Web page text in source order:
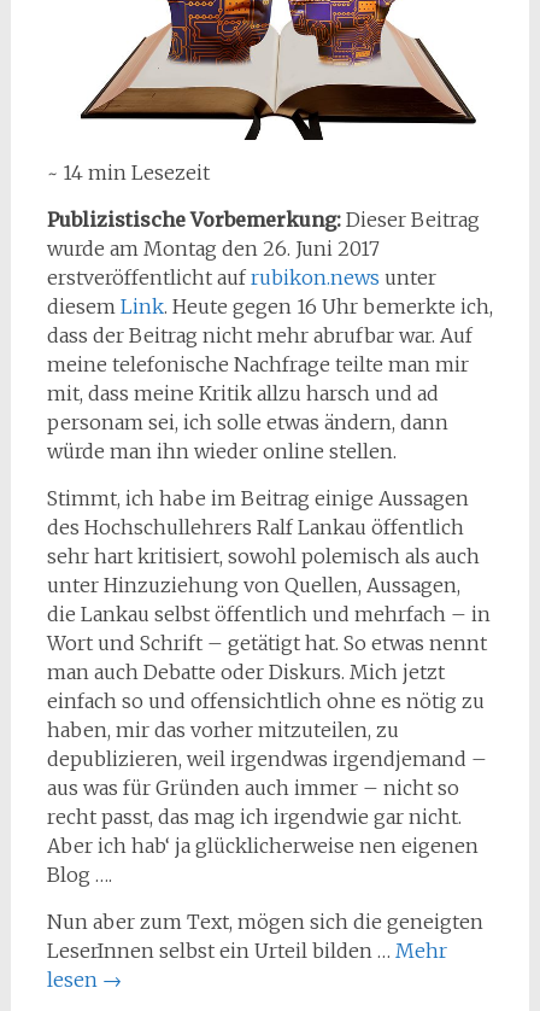
~ 14 min Lesezeit
Publizistische Vorbemerkung:Dieser Beitrag
wurde am Montag den 26. Juni 2017
erstveröffentlicht aufrubikon.news unter
diesem Link. Heute gegen 16 Uhr bemerkte ich,
dass der Beitrag nicht mehr abrufbar war. Auf
meine telefonische Nachfrage teilte man mir
mit, dass meine Kritik allzu harsch und ad
personam sei, ich solle etwas ändern, dann
würde man ihn wieder online stellen.
Stimmt, ich habe im Beitrag einige Aussagen
des Hochschullehrers Ralf Lankau öffentlich
sehr hart kritisiert, sowohl polemisch als auch
unter Hinzuziehung von Quellen, Aussagen,
die Lankau selbst öffentlich und mehrfach – in
Wort und Schrift – getätigt hat. So etwas nennt
man auch Debatte oder Diskurs. Mich jetzt
einfach so und offensichtlich ohne es nötig zu
haben, mir das vorher mitzuteilen, zu
depublizieren, weil irgendwas irgendjemand –
aus was für Gründen auch immer – nicht so
recht passt, das mag ich irgendwie gar nicht.
Aber ich hab‘ ja glücklicherweise nen eigenen
Blog ….
Nun aber zum Text, mögen sich die geneigten
LeserInnen selbst ein Urteil bilden … Mehr
lesen →